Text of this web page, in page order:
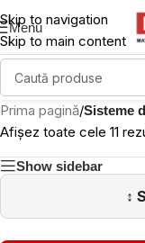
Skip to navigation
Skip to main content
Menu
Prima pagină/Sisteme
Afișez toate cele 11
Show sidebar